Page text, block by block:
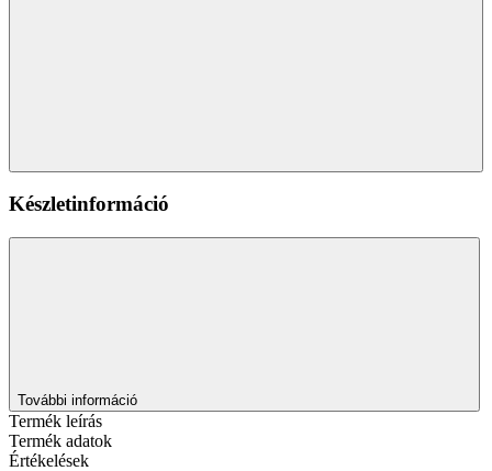
Készletinformáció
További információ
Termék leírás
Termék adatok
Értékelések